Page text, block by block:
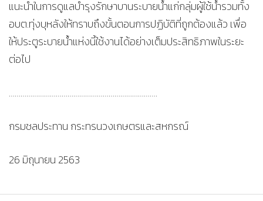
แนะนำในการดูแลบำรุงรักษาบานระบายน้ำแก่กลุ่มผู้ใช้น้ำรวมทั้ง
อบต.ทุ่งบุหลังให้ทราบถึงขั้นตอนการปฏิบัติที่ถูกต้องแล้ว เพื่อ
ให้ประตูระบายน้ำแห่งนี้ใช้งานได้อย่างเต็มประสิทธิภาพในระยะ
ต่อไป
………………………………………………………………….
กรมชลประทาน กระทรนวงเกษตรและสหกรณ์
26 มิถุนายน 2563